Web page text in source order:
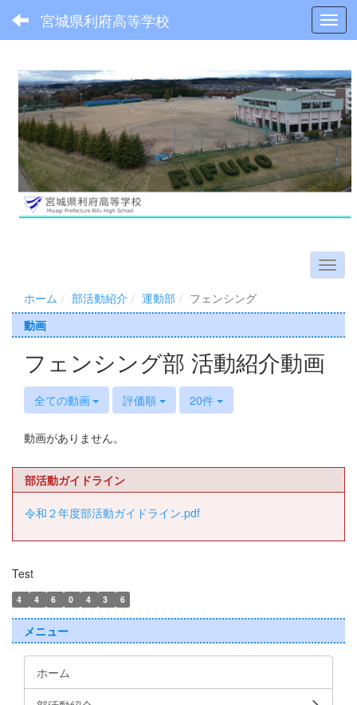
宮城県利府高等学校
ホーム 部活動紹介 運動部
フェンシング
動画
フェンシング部 活動紹介動画
全ての動画 評価順 20件
動画がありません。
部活動ガイドライン
令和２年度部活動ガイドライン.pdf
Test
4 4 6 0 4 3 6
メニュー
ホーム